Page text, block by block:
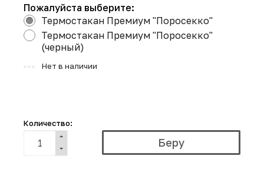
Пожалуйста выберите:
Термостакан Премиум "Поросекко"
Термостакан Премиум "Поросекко"
(черный)
Нет в наличии
Количество: